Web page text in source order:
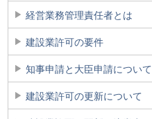
経営業務管理責任者とは
建設業許可の要件
知事申請と大臣申請について
建設業許可の更新について